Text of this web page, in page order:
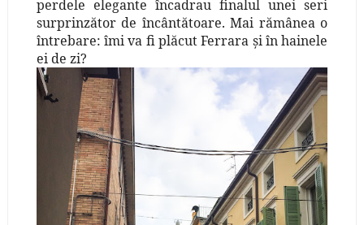
perdele elegante încadrau finalul unei seri
surprinzător de încântătoare. Mai rămânea o
întrebare: îmi va fi plăcut Ferrara şi în hainele
ei de zi?